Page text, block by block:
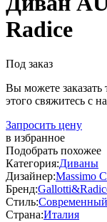
Radice
Под заказ
Вы можете заказать
этого свяжитесь с
Запросить цену
в избранное
Подобрать похожее
Категория:Диваны
Дизайнер:Massimo
Бренд:
Стиль:Современный
Страна:Италия